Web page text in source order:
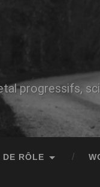
progressifs,
DE RÔLE